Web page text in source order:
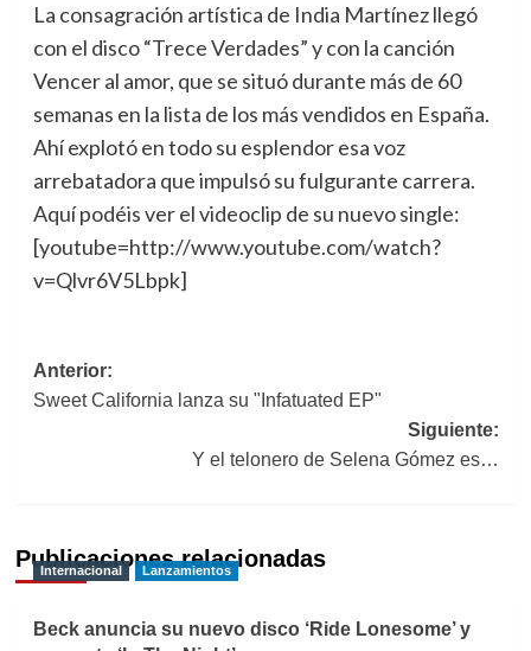
La consagración artística de India Martínez llegó
con el disco “Trece Verdades” y con la canción
Vencer al amor, que se situó durante más de 60
semanas en la lista de los más vendidos en España.
Ahí explotó en todo su esplendor esa voz
arrebatadora que impulsó su fulgurante carrera.
Aquí podéis ver el videoclip de su nuevo single:
[youtube=http://www.youtube.com/watch?
v=Qlvr6V5Lbpk]
Navegación
de
Anterior:
Sweet California lanza su "Infatuated EP"
Siguiente:
Y el telonero de Selena Gómez es…
Publicaciones relacionadas
Internacional Lanzamientos
Beck anuncia su nuevo disco ‘Ride Lonesome’ y